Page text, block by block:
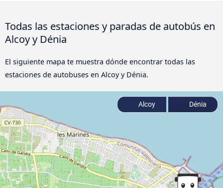
Todas las estaciones y paradas de autobús en
Alcoy y Dénia
El siguiente mapa te muestra dónde encontrar todas las
estaciones de autobuses en Alcoy y Dénia.
Alcoy Dénia